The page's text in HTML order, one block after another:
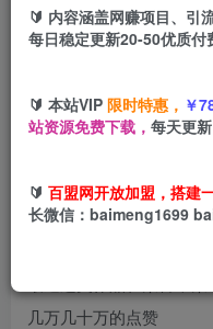
今天给大家拆解一个视频
几万几十万的点赞
🔰 内容涵盖网赚项目、引
每日稳定更新20-50优质付
🔰 本站VIP 限时特惠， ￥
站资源免费下载， 每天更
🔰 百盟网开放加盟，搭建
长微信：baimeng1699